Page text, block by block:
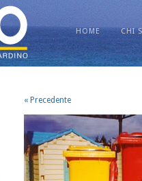
HOME CHI
« Precedente